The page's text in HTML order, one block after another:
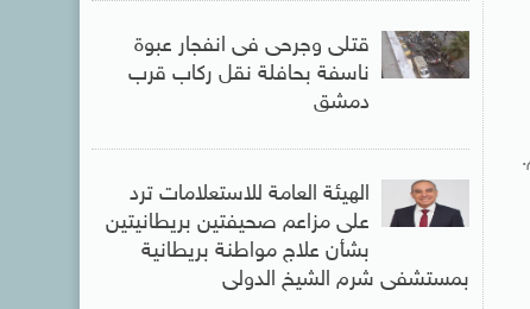
قتلى وجرحى فى انفجار عبوة
ناسفة بحافلة نقل ركاب قرب
دمشق
الهيئة العامة للاستعلامات ترد
على مزاعم صحيفتين بريطانيتين
بشأن علاج مواطنة بريطانية
بمستشفى شرم الشيخ الدولى